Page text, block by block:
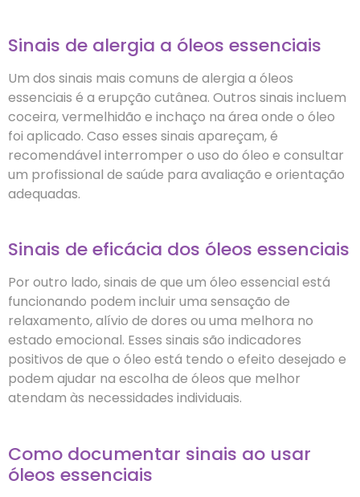
Sinais de alergia a óleos essenciais
Um dos sinais mais comuns de alergia a óleos
essenciais é a erupção cutânea. Outros sinais incluem
coceira, vermelhidão e inchaço na área onde o óleo
foi aplicado. Caso esses sinais apareçam, é
recomendável interromper o uso do óleo e consultar
um profissional de saúde para avaliação e orientação
adequadas.
Sinais de eficácia dos óleos essenciais
Por outro lado, sinais de que um óleo essencial está
funcionando podem incluir uma sensação de
relaxamento, alívio de dores ou uma melhora no
estado emocional. Esses sinais são indicadores
positivos de que o óleo está tendo o efeito desejado e
podem ajudar na escolha de óleos que melhor
atendam às necessidades individuais.
Como documentar sinais ao usar
óleos essenciais